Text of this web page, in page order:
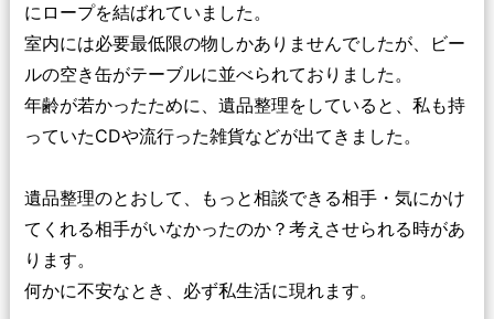
にロープを結ばれていました。
室内には必要最低限の物しかありませんでしたが、ビー
ルの空き缶がテーブルに並べられておりました。
年齢が若かったために、遺品整理をしていると、私も持
っていたCDや流行った雑貨などが出てきました。
遺品整理のとおして、もっと相談できる相手・気にかけ
てくれる相手がいなかったのか？考えさせられる時があ
ります。
何かに不安なとき、必ず私生活に現れます。